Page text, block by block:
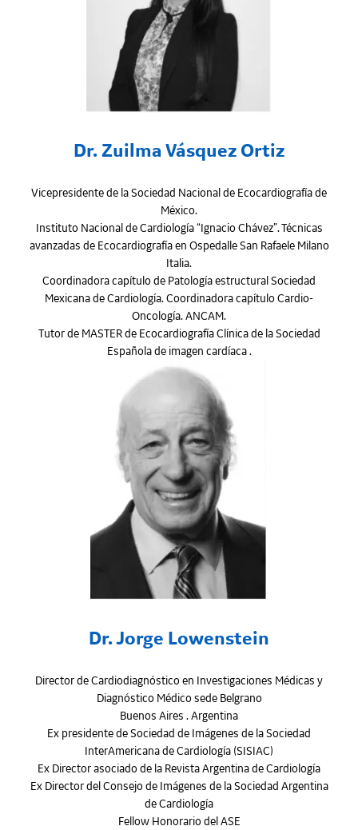
Dr. Zuilma Vásquez Ortiz
Vicepresidente de la Sociedad Nacional de Ecocardiografía de
México.
Instituto Nacional de Cardiología “Ignacio Chávez”. Técnicas
avanzadas de Ecocardiografía en Ospedalle San Rafaele Milano
Italia.
Coordinadora capítulo de Patología estructural Sociedad
Mexicana de Cardiología. Coordinadora capítulo Cardio-
Oncología. ANCAM.
Tutor de MASTER de Ecocardiografía Clínica de la Sociedad
Española de imagen cardíaca .
Dr. Jorge Lowenstein
Director de Cardiodiagnóstico en Investigaciones Médicas y
Diagnóstico Médico sede Belgrano
Buenos Aires . Argentina
Ex presidente de Sociedad de Imágenes de la Sociedad
InterAmericana de Cardiología (SISIAC)
Ex Director asociado de la Revista Argentina de Cardiología
Ex Director del Consejo de Imágenes de la Sociedad Argentina
de Cardiología
Fellow Honorario del ASE